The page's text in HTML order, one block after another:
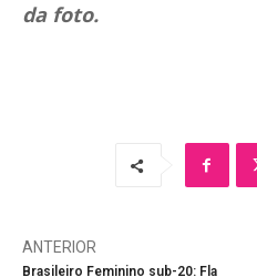
da foto.
ANTERIOR
Brasileiro Feminino sub-20: Fla